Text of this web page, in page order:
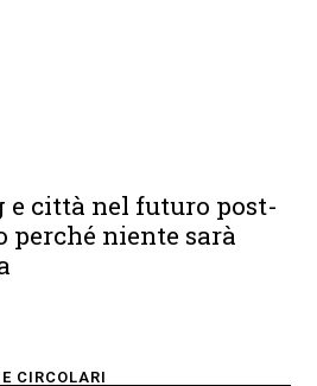
città nel futuro post-
perché niente sarà
CIRCOLARI